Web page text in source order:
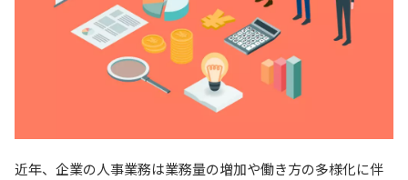
近年、企業の人事業務は業務量の増加や働き方の多様化に伴